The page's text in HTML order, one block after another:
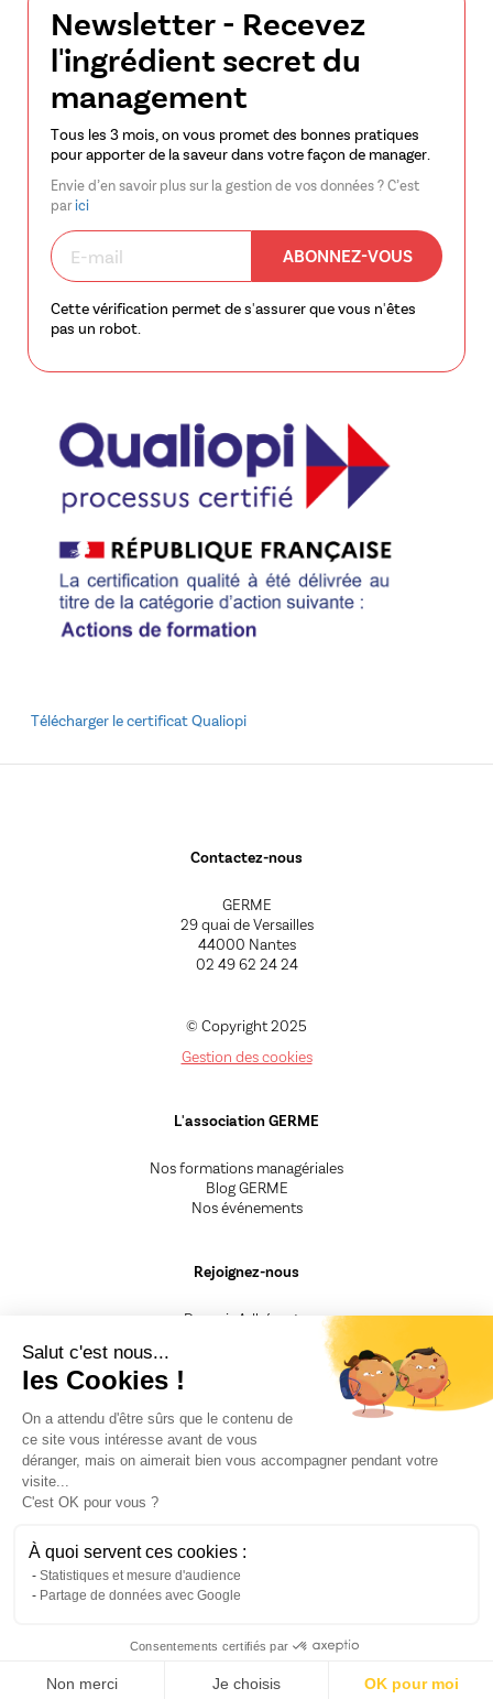
Salut c'est nous...
les Cookies !
On a attendu d'être sûrs que le contenu de
ce site vous intéresse avant de vous
déranger, mais on aimerait bien vous accompagner pendant votre
visite...
C'est OK pour vous ?
À quoi servent ces cookies :
Statistiques et mesure d'audience
Partage de données avec Google
Consentements certifiés par
Non merci Je choisis OK pour moi
Newsletter - Recevez
l'ingrédient secret du
management
Tous les 3 mois, on vous promet des bonnes pratiques
pour apporter de la saveur dans votre façon de manager.
Envie d’en savoir plus sur la gestion de vos données ? C’est
parici
Cette vérification permet de s'assurer que vous n'êtes
pas un robot.
ABONNEZ-VOUS
Télécharger le certificat Qualiopi
Opens in a new window Opens in a new window
Contactez-nous
GERME
29 quai de Versailles
44000 Nantes
02 49 62 24 24
© Copyright 2025
Gestion des cookies
L'association GERME
Nos formations managériales
Blog GERME
Nos événements
Rejoignez-nous
Devenir Adhérent.e
Besoin d'un renseignement
CGV
Mentions légales
Fiche Presse
Recrutement